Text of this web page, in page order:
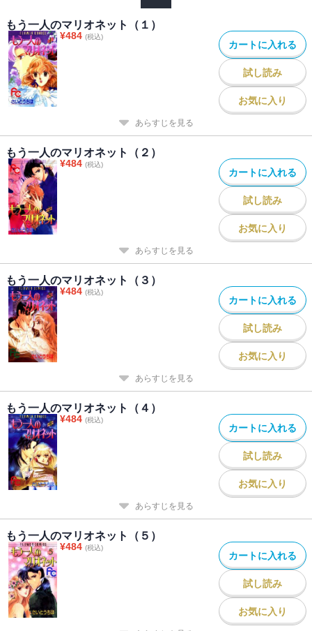
もう一人のマリオネット（１）
¥484 (税込)
カートに入れる
試し読み
お気に入り
あらすじを見る
もう一人のマリオネット（２）
¥484 (税込)
カートに入れる
試し読み
お気に入り
あらすじを見る
もう一人のマリオネット（３）
¥484 (税込)
カートに入れる
試し読み
お気に入り
あらすじを見る
もう一人のマリオネット（４）
¥484 (税込)
カートに入れる
試し読み
お気に入り
あらすじを見る
もう一人のマリオネット（５）
¥484 (税込)
カートに入れる
試し読み
お気に入り